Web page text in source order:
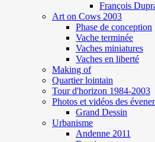
François
Art on Cows 2003
Phase de conception
Vache terminée
Vaches miniatures
Vaches en liberté
Making of
Quartier lointain
Tour d'horizon 1984-2003
Photos et vidéos des
Grand Dessin
Urbanisme
Andenne 2011